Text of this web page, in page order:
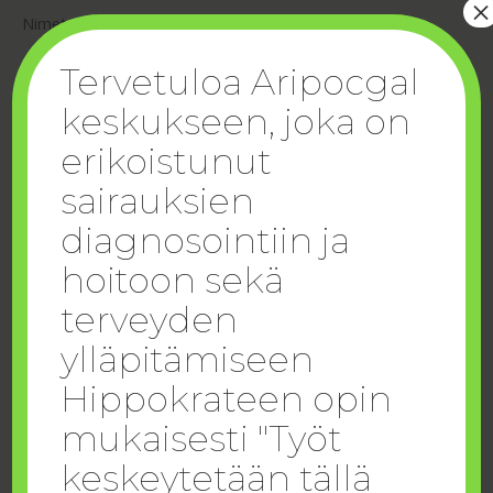
Nimet:
Fi: onni, sydän, Onnellisuus, ilo,
Ar: سعادة، فرح، قلب،
En: Happiness, joy, heart, happy,
Tuotearvioita ei vielä ole.
Kirjoita ensimmäinen arvio
tuotteelle “Iloinen sydämestä
(onnellisuus)”
Sähköpostiosoitettasi ei julkaista.
Pakolliset kentät
on merkitty*
Arvostelusi
Tervetuloa Aripocgal
keskukseen, joka on
erikoistunut
sairauksien
diagnosointiin ja
hoitoon sekä
terveyden
ylläpitämiseen
Hippokrateen opin
mukaisesti "Työt
keskeytetään tällä
×